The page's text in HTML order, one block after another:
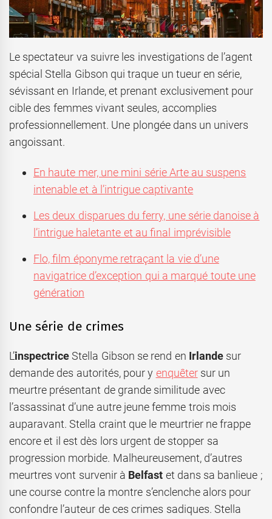
Le spectateur va suivre les investigations de l’agent
spécial Stella Gibson qui traque un tueur en série,
sévissant en Irlande, et prenant exclusivement pour
cible des femmes vivant seules, accomplies
professionnellement. Une plongée dans un univers
angoissant.
En haute mer, une mini série Arte au suspens
intenable et à l’intrigue captivante
Les deux disparues du ferry, une série danoise à
l’intrigue haletante et au final imprévisible
Flo, film éponyme retraçant la vie d’une
navigatrice d’exception qui a marqué toute une
génération
Une série de crimes
L’inspectriceStella Gibson se rend en Irlandesur
demande des autorités, pour y enquêtersur un
meurtre présentant de grande similitude avec
l’assassinat d’une autre jeune femme trois mois
auparavant. Stella craint que le meurtrier ne frappe
encore et il est dès lors urgent de stopper sa
progression morbide. Malheureusement, d’autres
meurtres vont survenir à Belfast et dans sa banlieue ;
une course contre la montre s’enclenche alors pour
confondre l’auteur de ces crimes sadiques. Stella